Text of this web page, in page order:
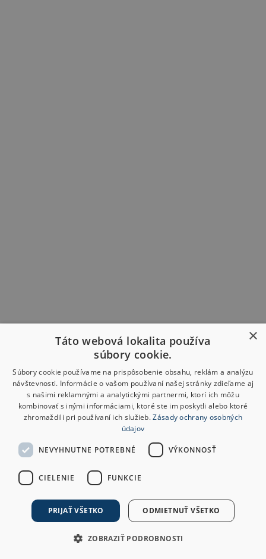
×
Táto webová lokalita používa
súbory cookie.
Súbory cookie používame na prispôsobenie obsahu, reklám a analýzu
návštevnosti. Informácie o vašom používaní našej stránky zdieľame aj
s našimi reklamnými a analytickými partnermi, ktorí ich môžu
kombinovať s inými informáciami, ktoré ste im poskytli alebo ktoré
zhromaždili pri používaní ich služieb.Zásady ochrany osobných
údajov
NEVYHNUTNE POTREBNÉ VÝKONNOSŤ
CIELENIE FUNKCIE
PRIJAŤ VŠETKO ODMIETNUŤ VŠETKO
ZOBRAZIŤ PODROBNOSTI